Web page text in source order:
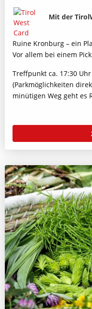
Bild
Beschreibung
Mit der
Ruine Kronburg – ein
Vor allem bei einem
Treffpunkt ca. 17:30
(Parkmöglichkeiten
minütigen Weg geht es